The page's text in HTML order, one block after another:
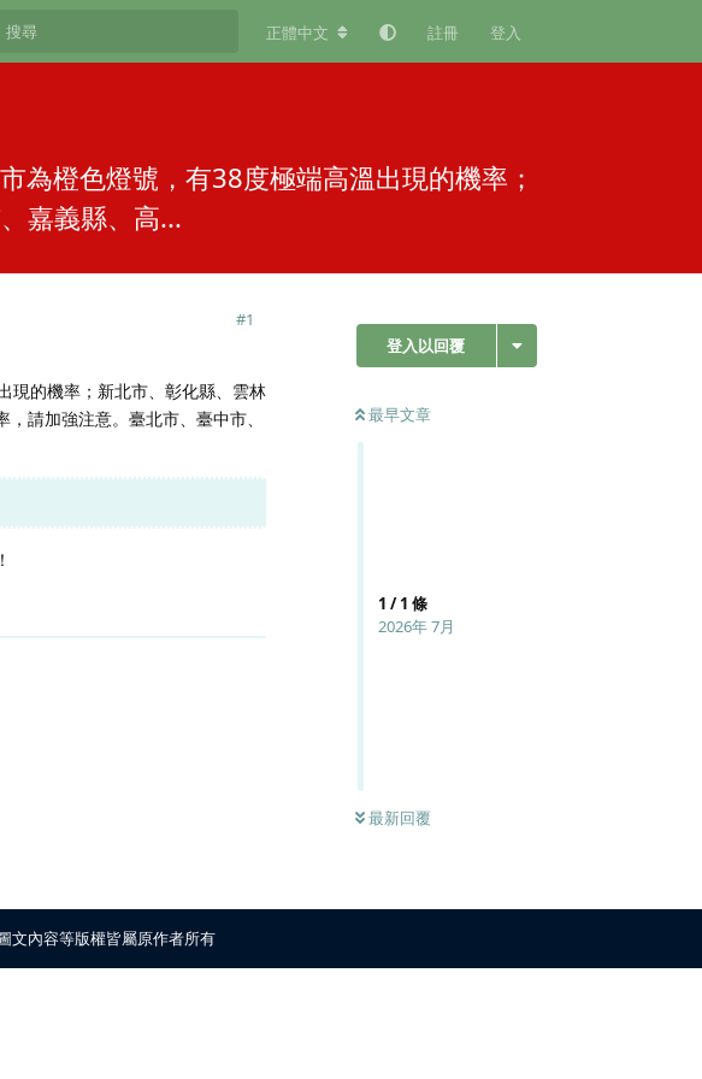
正體中文 註冊 登入
為橙色燈號，有38度極端高溫出現的機率；
嘉義縣、高...
登入以回覆
最早文章
1 /1 條
2026年 7月
最新回覆
#1
現的機率；新北市、彰化縣、雲林
請加強注意。臺北市、臺中市、
文內容等版權皆屬原作者所有